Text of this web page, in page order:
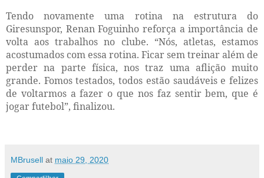
Tendo novamente uma rotina na estrutura do
Giresunspor, Renan Foguinho reforça a importância de
volta aos trabalhos no clube. “Nós, atletas, estamos
acostumados com essa rotina. Ficar sem treinar além de
perder na parte física, nos traz uma aflição muito
grande. Fomos testados, todos estão saudáveis e felizes
de voltarmos a fazer o que nos faz sentir bem, que é
jogar futebol”, finalizou.
MBrusell at maio 29, 2020